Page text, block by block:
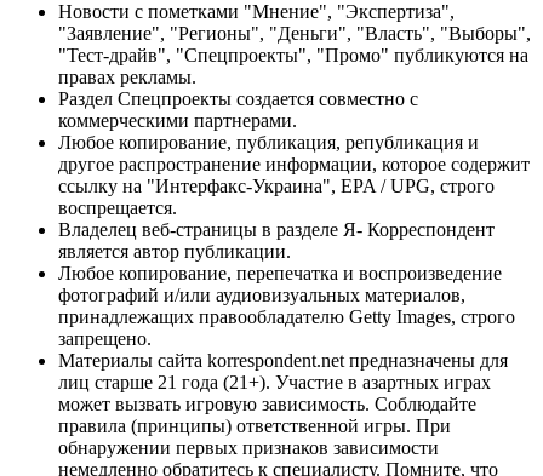
Новости с пометками "Мнение", "Экспертиза",
"Заявление", "Регионы", "Деньги", "Власть", "Выборы",
"Тест-драйв", "Спецпроекты", "Промо" публикуются на
правах рекламы.
Раздел Спецпроекты создается совместно с
коммерческими партнерами.
Любое копирование, публикация, републикация и
другое распространение информации, которое содержит
ссылку на "Интерфакс-Украина", EPA / UPG, строго
воспрещается.
Владелец веб-страницы в разделе Я- Корреспондент
является автор публикации.
Любое копирование, перепечатка и воспроизведение
фотографий и/или аудиовизуальных материалов,
принадлежащих правообладателю Getty Images, строго
запрещено.
Материалы сайта korrespondent.net предназначены для
лиц старше 21 года (21+). Участие в азартных играх
может вызвать игровую зависимость. Соблюдайте
правила (принципы) ответственной игры. При
обнаружении первых признаков зависимости
немедленно обратитесь к специалисту. Помните, что